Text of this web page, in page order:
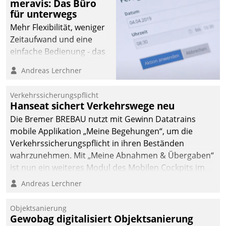
meravis: Das Büro
für unterwegs
Mehr Flexibilität, weniger
Zeitaufwand und eine
einfache Bedienung - das
Cockpit für mobile
Datatrain. Die meravis
Wohnungsbau- und
Immobilien GmbH hat
sich dabei für den Betrieb
der Lösung über die SAP
Cloud Platform
entschieden - als erstes
Unternehmen am
Andreas Lerchner
Verkehrssicherungspflicht
Hanseat sichert Verkehrswege neu
Die Bremer BREBAU nutzt mit Gewinn Datatrains
mobile Applikation „Meine Begehungen“, um die
Verkehrssicherungspflicht in ihren Beständen
wahrzunehmen. Mit „Meine Abnahmen & Übergaben“
ist nun ein weiteres Modul des Mobilen Cockpits im
Einsatz.
Andreas Lerchner
Objektsanierung
Gewobag digitalisiert Objektsanierung